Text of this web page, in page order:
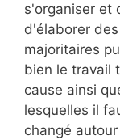
s'organiser et
d'élaborer
majoritaires
bien le travail
cause ainsi
lesquelles il
changé